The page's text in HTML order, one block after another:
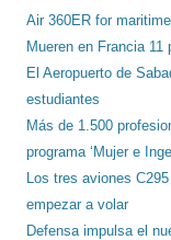
Air 360ER for
Mueren en Francia
El Aeropuerto de
estudiantes
Más de 1.500
programa ‘Mujer e
Los tres aviones
empezar a volar
Defensa impulsa el